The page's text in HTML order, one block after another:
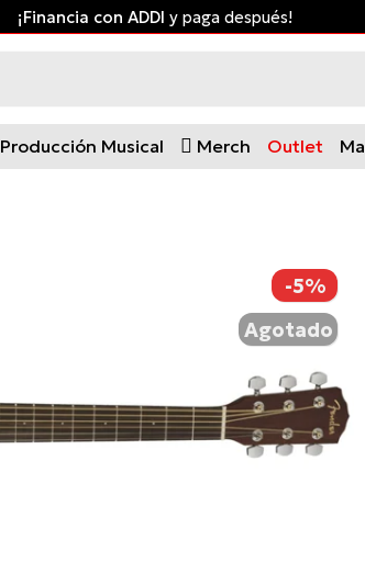
Envío gratis desde $300.000 a ciudades
Producción Musical Merch Outlet
-5%
Agotado